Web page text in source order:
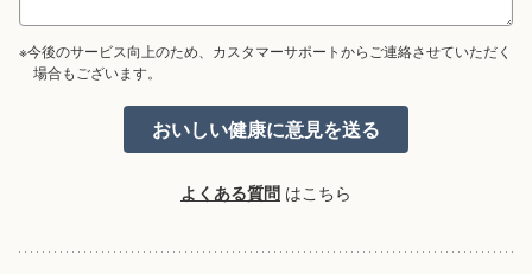
※今後のサービス向上のため、カスタマーサポートからご連絡させていただく
場合もございます。
よくある質問 はこちら